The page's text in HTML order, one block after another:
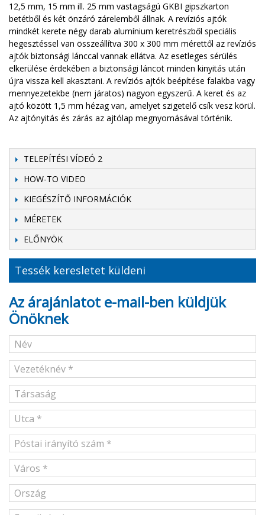
12,5 mm, 15 mm ill. 25 mm vastagságú GKBI gipszkarton
betétből és két önzáró zárelemből állnak. A revíziós ajtók
mindkét kerete négy darab alumínium keretrészből speciális
hegesztéssel van összeállítva 300 x 300 mm mérettől az revíziós
ajtók biztonsági lánccal vannak ellátva. Az esetleges sérülés
elkerülése érdekében a biztonsági láncot minden kinyitás után
újra vissza kell akasztani. A revíziós ajtók beépítése falakba vagy
mennyezetekbe (nem járatos) nagyon egyszerű. A keret és az
ajtó között 1,5 mm hézag van, amelyet szigetelő csík vesz körül.
Az ajtónyitás és zárás az ajtólap megnyomásával történik.
TELEPÍTÉSI VÍDEÓ 2
HOW-TO VIDEO
KIEGÉSZÍTŐ INFORMÁCIÓK
MÉRETEK
ELŐNYÖK
Tessék keresletet küldeni
Az árajánlatot e-mail-ben küldjük
Önöknek